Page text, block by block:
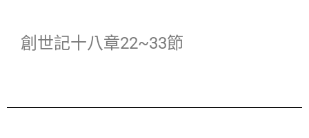
創世記十八章22~33節